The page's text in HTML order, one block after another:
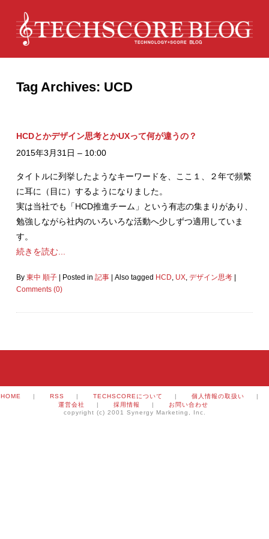
Tag Archives: UCD
HCDとかデザイン思考とかUXって何が違うの？
2015年3月31日 – 10:00
タイトルに列挙したようなキーワードを、ここ１、２年で頻繁
に耳に（目に）するようになりました。
実は当社でも「HCD推進チーム」という有志の集まりがあり、
勉強しながら社内のいろいろな活動へ少しずつ適用していま
す。
続きを読む...
By 東中 順子 Posted in 記事 Also tagged HCD UX, デザイン思考
Comments (0)
HOME | RSS | TECHSCOREについて | 個人情報の取扱い |
運営会社 | 採用情報 | お問い合わせ
copyright (c) 2001 Synergy Marketing, Inc.